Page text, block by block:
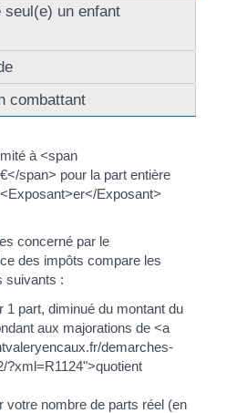
un enfant
combattant
à <span
span> pour la part entière
Exposant>
concerné par le
des impôts compare les
suivants :
1 part, diminué du montant du
aux majorations de <a
demarches-
?xml=R1124">quotient
votre nombre de parts réel (en